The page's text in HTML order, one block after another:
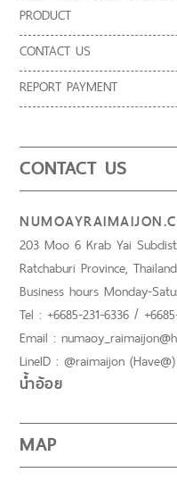
PRODUCT
CONTACT US
REPORT PAYMENT
CONTACT US
203 Moo 6 Krab Yai
Ratchaburi Province,
Business hours Monday-
Tel : +6685-231-6336 /
Email :
LineID : @raimaijon (Have@)
น้ำอ้อย
MAP